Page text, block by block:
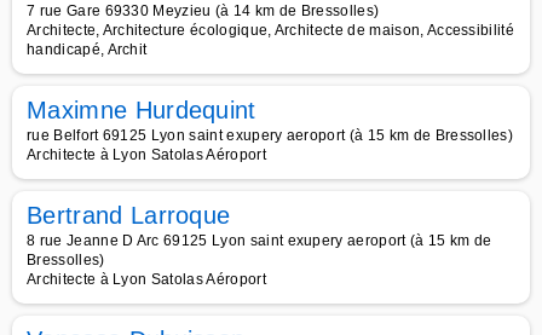
7 rue Gare 69330 Meyzieu (à 14 km de Bressolles)
Architecte, Architecture écologique, Architecte de maison, Accessibilité
handicapé, Archit
Maximne Hurdequint
rue Belfort 69125 Lyon saint exupery aeroport (à 15 km de Bressolles)
Architecte à Lyon Satolas Aéroport
Bertrand Larroque
8 rue Jeanne D Arc 69125 Lyon saint exupery aeroport (à 15 km de
Bressolles)
Architecte à Lyon Satolas Aéroport